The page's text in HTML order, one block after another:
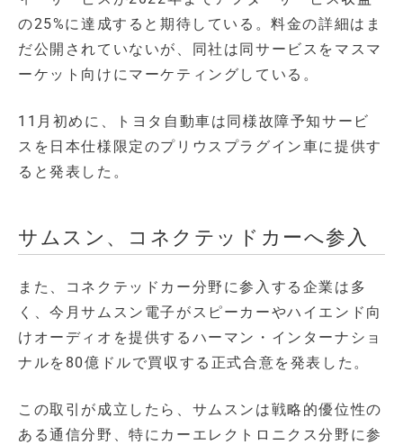
の25%に達成すると期待している。料金の詳細はま
だ公開されていないが、同社は同サービスをマスマ
ーケット向けにマーケティングしている。
11月初めに、トヨタ自動車は同様故障予知サービ
スを日本仕様限定のプリウスプラグイン車に提供す
ると発表した。
サムスン、コネクテッドカーへ参入
また、コネクテッドカー分野に参入する企業は多
く、今月サムスン電子がスピーカーやハイエンド向
けオーディオを提供するハーマン・インターナショ
ナルを80億ドルで買収する正式合意を発表した。
この取引が成立したら、サムスンは戦略的優位性の
ある通信分野、特にカーエレクトロニクス分野に参